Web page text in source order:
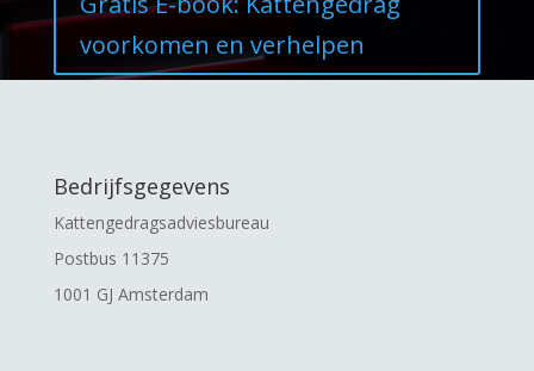
voorkomen en verhelpen
Bedrijfsgegevens
Kattengedragsadviesbureau
Postbus 11375
1001 GJ Amsterdam